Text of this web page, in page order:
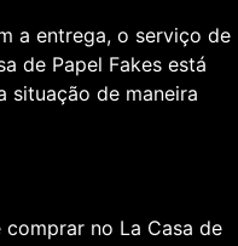
a entrega, o serviço de
de Papel Fakes está
situação de maneira
no La Casa de